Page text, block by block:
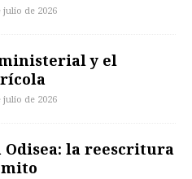
julio de 2026
y el
julio de 2026
Odisea: la reescritura